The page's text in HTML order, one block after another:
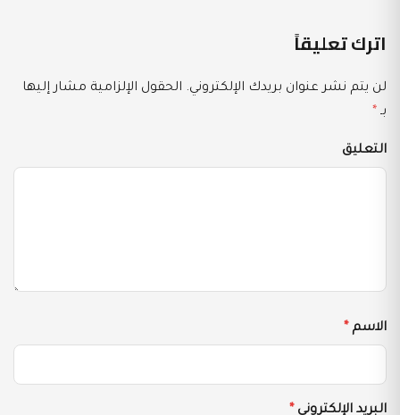
اترك تعليقاً
لن يتم نشر عنوان بريدك الإلكتروني. الحقول الإلزامية مشار إليها
بـ *
التعليق
الاسم *
البريد الإلكتروني *